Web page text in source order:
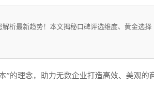
析最新趋势！本文揭秘口碑评选维度、黄金选择
的理念，助力无数企业打造高效、美观的